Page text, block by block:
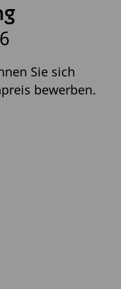
Sie sich
bewerben.